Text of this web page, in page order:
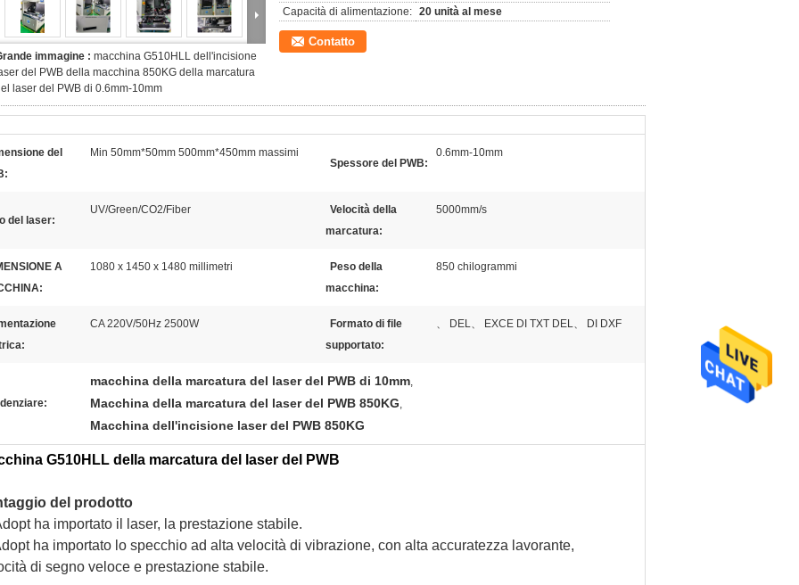
immagine : macchina G510HLL dell'incisione
del PWB della macchina 850KG della marcatura
laser del PWB di 0.6mm-10mm
Capacità di alimentazione: 20 unità al mese
Contatto
del
Min 50mm*50mm 500mm*450mm massimi
Spessore del PWB:
0.6mm-10mm
del laser:
UV/Green/CO2/Fiber
Velocità della
marcatura:
5000mm/s
A
1080 x 1450 x 1480 millimetri
Peso della
macchina:
850 chilogrammi
CA 220V/50Hz 2500W
Formato di file
supportato:
、 DEL、 EXCE DI TXT DEL、 DI DXF
macchina della marcatura del laser del PWB di 10mm,
Macchina della marcatura del laser del PWB 850KG,
Macchina dell'incisione laser del PWB 850KG
G510HLL della marcatura del laser del PWB
del prodotto
ha importato il laser, la prestazione stabile.
ha importato lo specchio ad alta velocità di vibrazione, con alta accuratezza lavorante,
di segno veloce e prestazione stabile.